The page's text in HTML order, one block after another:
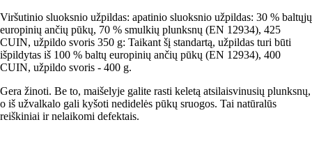
Viršutinio sluoksnio užpildas: apatinio sluoksnio užpildas: 30 % baltųjų
europinių ančių pūkų, 70 % smulkių plunksnų (EN 12934), 425
CUIN, užpildo svoris 350 g: Taikant šį standartą, užpildas turi būti
išpildytas iš 100 % baltų europinių ančių pūkų (EN 12934), 400
CUIN, užpildo svoris - 400 g.
Gera žinoti. Be to, maišelyje galite rasti keletą atsilaisvinusių plunksnų,
o iš užvalkalo gali kyšoti nedidelės pūkų sruogos. Tai natūralūs
reiškiniai ir nelaikomi defektais.